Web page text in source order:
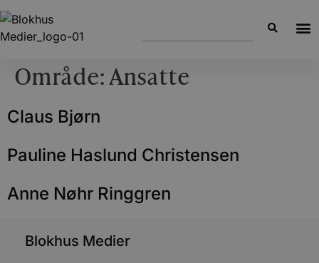
Område: Ansatte
Claus Bjørn
Pauline Haslund Christensen
Anne Nøhr Ringgren
Blokhus Medier